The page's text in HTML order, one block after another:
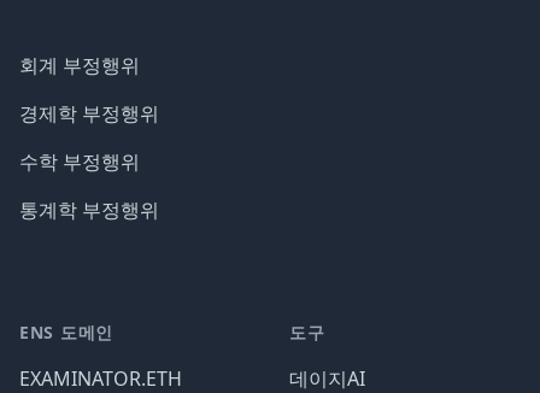
회계 부정행위
경제학 부정행위
수학 부정행위
통계학 부정행위
ENS 도메인
EXAMINATOR.ETH
도구
데이지AI